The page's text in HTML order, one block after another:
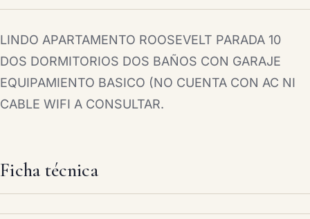
LINDO APARTAMENTO ROOSEVELT PARADA 10
DOS DORMITORIOS DOS BAÑOS CON GARAJE
EQUIPAMIENTO BASICO (NO CUENTA CON AC NI
CABLE WIFI A CONSULTAR.
Ficha técnica